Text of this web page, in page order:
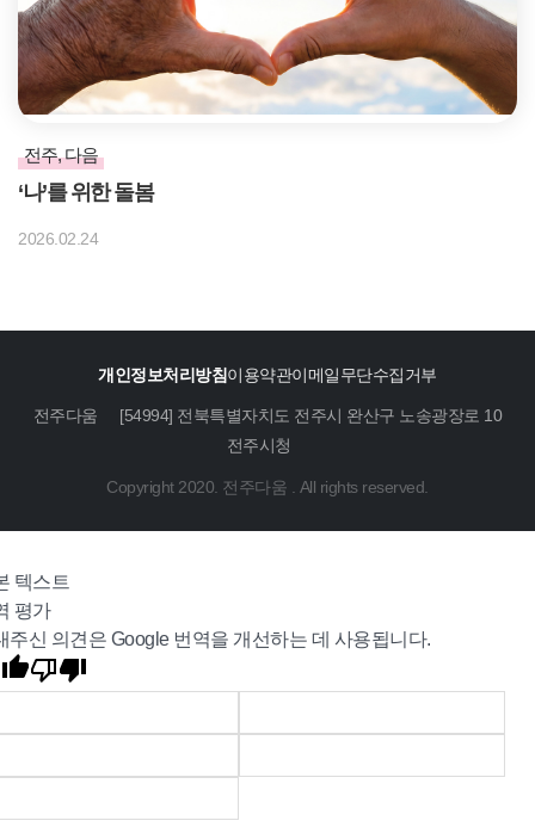
전주, 다음
‘나’를 위한 돌봄
2026.02.24
개인정보처리방침이용약관이메일무단수집거부
전주다움
[54994] 전북특별자치도 전주시 완산구 노송광장로 10
전주시청
Copyright 2020. 전주다움 . All rights reserved.
텍스트
평가
주신 의견은 Google 번역을 개선하는 데 사용됩니다.